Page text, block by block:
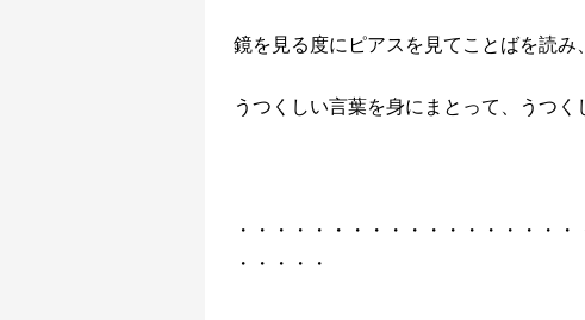
鏡を見る度にピアスを見てことばを読み
うつくしい言葉を身にまとって、うつく
・・・・・・・・・・・・・・・・・
・・・・・